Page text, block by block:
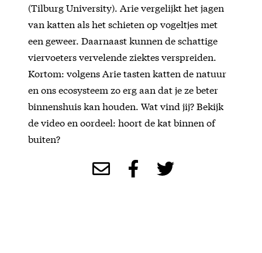
(Tilburg University). Arie vergelijkt het jagen
van katten als het schieten op vogeltjes met
een geweer. Daarnaast kunnen de schattige
viervoeters vervelende ziektes verspreiden.
Kortom: volgens Arie tasten katten de natuur
en ons ecosysteem zo erg aan dat je ze beter
binnenshuis kan houden. Wat vind jij? Bekijk
de video en oordeel: hoort de kat binnen of
buiten?